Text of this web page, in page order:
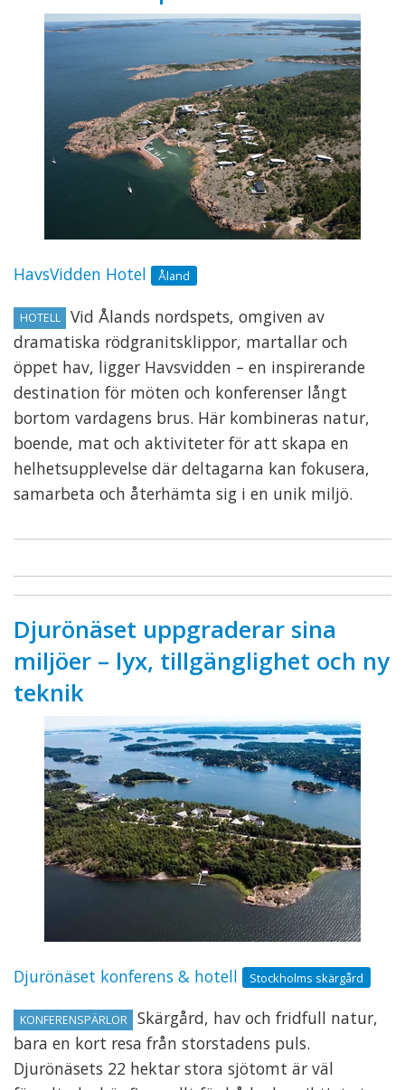
HavsVidden Hotel Åland
HOTELL
Vid Ålands nordspets, omgiven av
dramatiska rödgranitsklippor, martallar och
öppet hav, ligger Havsvidden – en inspirerande
destination för möten och konferenser långt
bortom vardagens brus. Här kombineras natur,
boende, mat och aktiviteter för att skapa en
helhetsupplevelse där deltagarna kan fokusera,
samarbeta och återhämta sig i en unik miljö.
Djurönäset uppgraderar sina
miljöer – lyx, tillgänglighet och ny
teknik
Djurönäset konferens & hotell Stockholms skärgård
KONFERENSPÄRLOR
Skärgård, hav och fridfull natur,
bara en kort resa från storstadens puls.
Djurönäsets 22 hektar stora sjötomt är väl